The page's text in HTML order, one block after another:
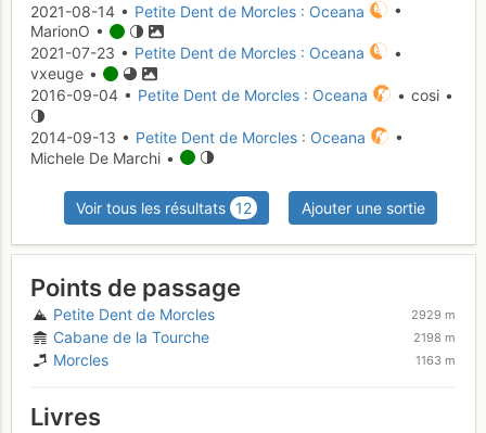
2021-08-14 • Petite Dent de Morcles : Oceana
•
MarionO •
2021-07-23 • Petite Dent de Morcles : Oceana
•
vxeuge •
2016-09-04 • Petite Dent de Morcles : Oceana • cosi •
2014-09-13 • Petite Dent de Morcles : Oceana
•
Michele De Marchi •
Voir tous les résultats 12 Ajouter une sortie
Points de passage
Petite Dent de Morcles 2929 m
Cabane de la Tourche 2198 m
Morcles 1163 m
Livres